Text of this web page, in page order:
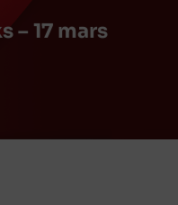
– 17 mars